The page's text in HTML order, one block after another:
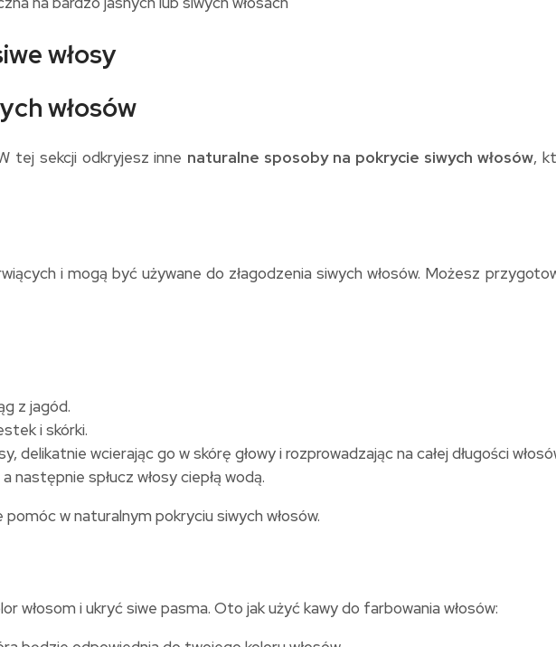
włosów
tej sekcji odkryjesz inne naturalne sposoby na pokrycie siwych włosów,
i mogą być używane do złagodzenia siwych włosów. Możesz
z jagód.
i skórki.
wcierając go w skórę głowy i rozprowadzając na całej długości
następnie spłucz włosy ciepłą wodą.
w naturalnym pokryciu siwych włosów.
włosom i ukryć siwe pasma. Oto jak użyć kawy do farbowania włosów: